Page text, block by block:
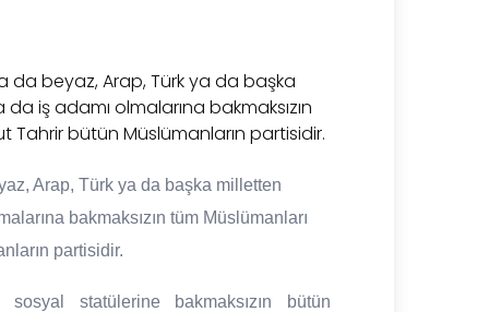
da beyaz, Arap, Türk ya da başka
iş adamı olmalarına bakmaksızın
Tahrir bütün Müslümanların partisidir.
Arap, Türk ya da başka milletten
bakmaksızın tüm Müslümanları
partisidir.
statülerine bakmaksızın bütün